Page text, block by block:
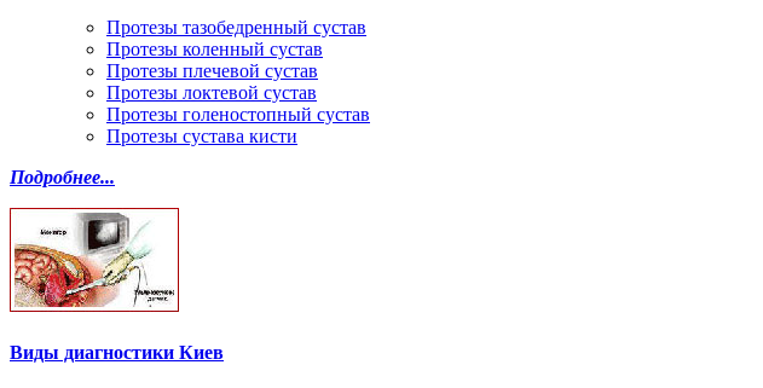
Протезы тазобедренный сустав
Протезы коленный сустав
Протезы плечевой сустав
Протезы локтевой сустав
Протезы голеностопный сустав
Протезы сустава кисти
Подробнее...
Виды диагностики Киев